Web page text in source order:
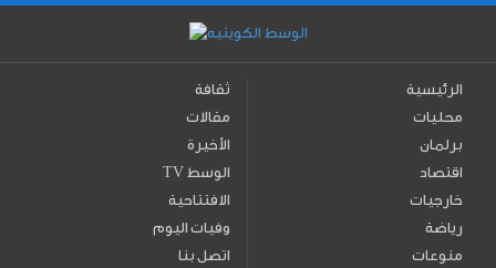
الرئيسية
محليات
برلمان
اقتصاد
خارجيات
رياضة
منوعات
ثقافة
مقالات
الأخيرة
TV الوسط
الافتتاحية
وفيات اليوم
اتصل بنا